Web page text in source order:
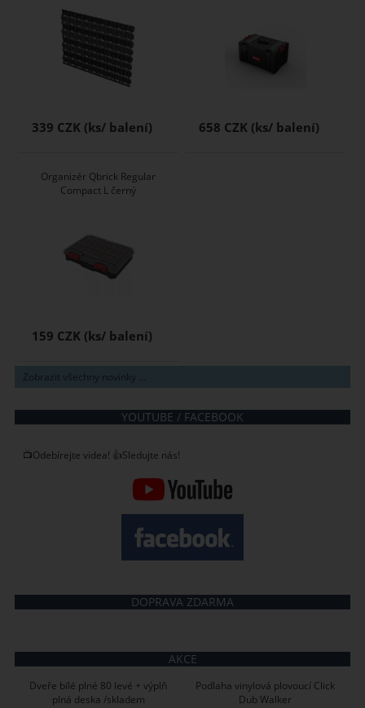
339 CZK 658 CZK
Organizér Qbrick Regular
Compact L černý
159 CZK
Zobrazit všechny novinky ...
YOUTUBE / FACEBOOK
📺Odebírejte videa! 👍Sledujte nás!
DOPRAVA ZDARMA
AKCE
Dveře bílé plné 80 levé + výplň
plná deska /skladem
Podlaha vinylová plovoucí Click
Dub Walker